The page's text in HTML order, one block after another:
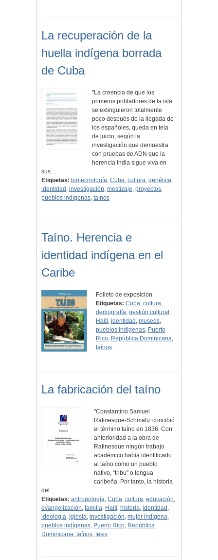
La recuperación de la
huella indígena borrada
de Cuba
"La creencia de que los
primeros pobladores de la isla
se extinguieron totalmente
poco después de la llegada de
los españoles, queda en tela
de juicio, según la
investigación que demuestra
con pruebas de ADN que la
herencia india sigue viva en
sus…
Etiquetas: biotecnología, Cuba, cultura, genética,
identidad , investigación, mestizaje, proyectos,
pueblos indígenas, taínos
Taíno. Herencia e
identidad indígena en el
Caribe
Folleto de exposición
Etiquetas: Cuba, cultura,
demografía, gestión cultural ,
Haití, identidad , museos,
pueblos indígenas, Puerto
Rico, República Dominicana,
taínos
La fabricación del taíno
"Constantino Samuel
Rafinesque-Schmaltz concibió
el término taíno en 1836. Con
anterioridad a la obra de
Rafinesque ningún trabajo
académico había identificado
al taíno como un pueblo
nativo, “tribu” o lengua
caribeña. Por tanto, la historia
del…
Etiquetas: antropología, Cuba, cultura, educación,
evangelización, familia, Haití, historia, identidad ,
ideología, Iglesia, investigación, mujer indígena,
pueblos indígenas, Puerto Rico, República
Dominicana, taínos, tesis